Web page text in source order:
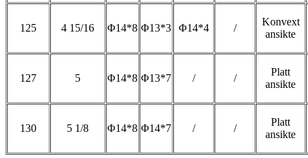
125 4 15/16 Φ14*8 Φ13*3 Φ14*4 /
Konvext
ansikte
127 5 Φ14*8 Φ13*7 / /
Platt
ansikte
130 5 1/8 Φ14*8 Φ14*7 / /
Platt
ansikte